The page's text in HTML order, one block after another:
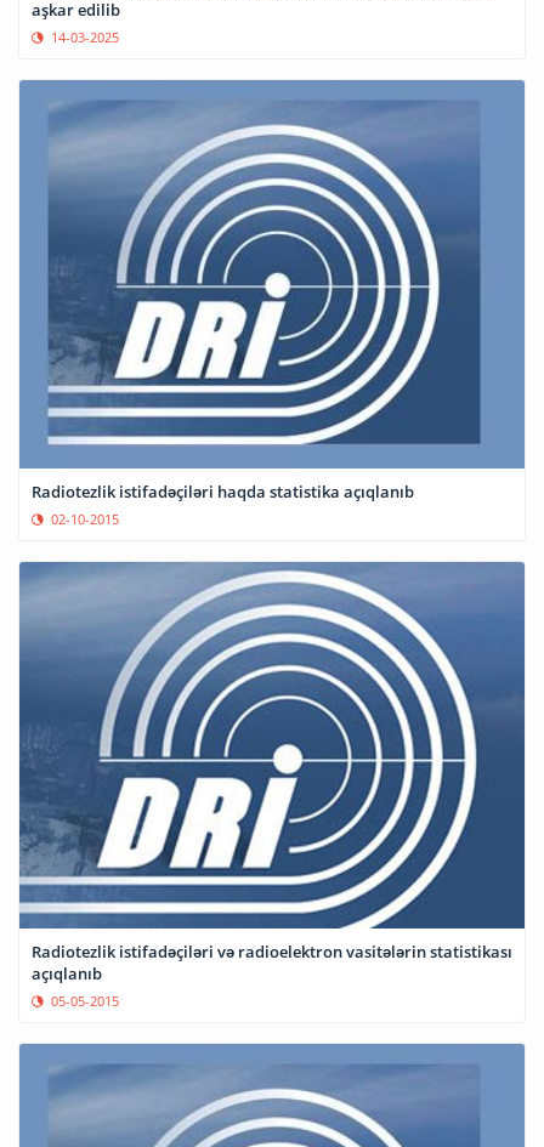
aşkar edilib
14-03-2025
Radiotezlik istifadəçiləri haqda statistika açıqlanıb
02-10-2015
Radiotezlik istifadəçiləri və radioelektron vasitələrin statistikası
açıqlanıb
05-05-2015